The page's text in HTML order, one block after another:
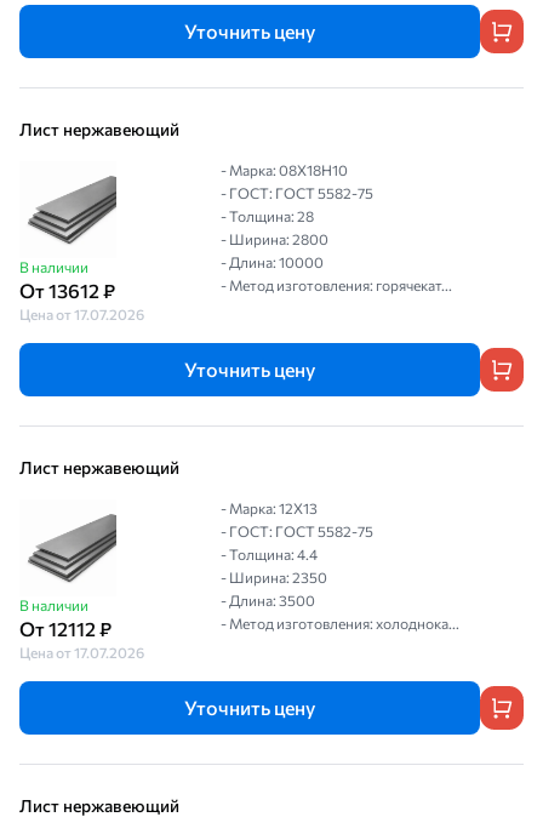
Уточнить цену
Лист нержавеющий
В наличии
От 13612 ₽
Цена от 17.07.2026
- Марка: 08Х18Н10
- ГОСТ: ГОСТ 5582-75
- Толщина: 28
- Ширина: 2800
- Длина: 10000
- Метод изготовления: горячекат...
Уточнить цену
Лист нержавеющий
В наличии
От 12112 ₽
Цена от 17.07.2026
- Марка: 12Х13
- ГОСТ: ГОСТ 5582-75
- Толщина: 4.4
- Ширина: 2350
- Длина: 3500
- Метод изготовления: холоднока...
Уточнить цену
Лист нержавеющий